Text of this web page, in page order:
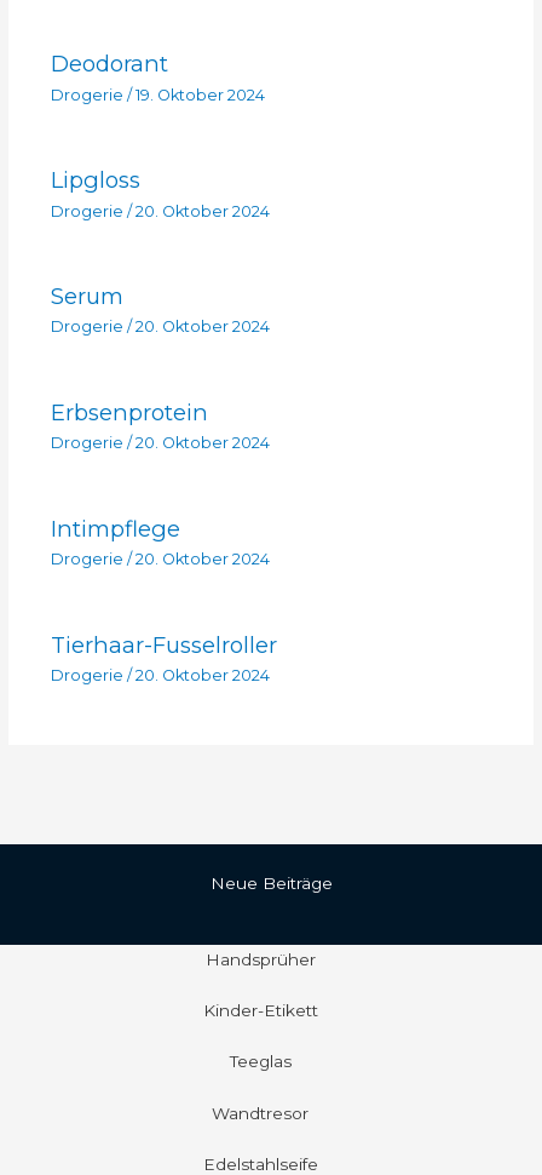
Deodorant
Drogerie / 19. Oktober 2024
Lipgloss
Drogerie /20. Oktober 2024
Serum
Drogerie / 20. Oktober 2024
Erbsenprotein
Drogerie / 20. Oktober 2024
Intimpflege
Drogerie / 20. Oktober 2024
Tierhaar-Fusselroller
Drogerie / 20. Oktober 2024
Neue Beiträge
Handsprüher
Kinder-Etikett
Teeglas
Wandtresor
Edelstahlseife